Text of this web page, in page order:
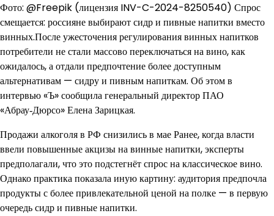
Фото: @Freepik (лицензия INV-C-2024-8250540) Спрос
смещается: россияне выбирают сидр и пивные напитки вместо
винных.После ужесточения регулирования винных напитков
потребители не стали массово переключаться на вино, как
ожидалось, а отдали предпочтение более доступным
альтернативам — сидру и пивным напиткам. Об этом в
интервью «Ъ» сообщила генеральный директор ПАО
«Абрау‑Дюрсо» Елена Зарицкая.
Продажи алкоголя в РФ снизились в мае Ранее, когда власти
ввели повышенные акцизы на винные напитки, эксперты
предполагали, что это подстегнёт спрос на классическое вино.
Однако практика показала иную картину: аудитория предпочла
продукты с более привлекательной ценой на полке — в первую
очередь сидр и пивные напитки.